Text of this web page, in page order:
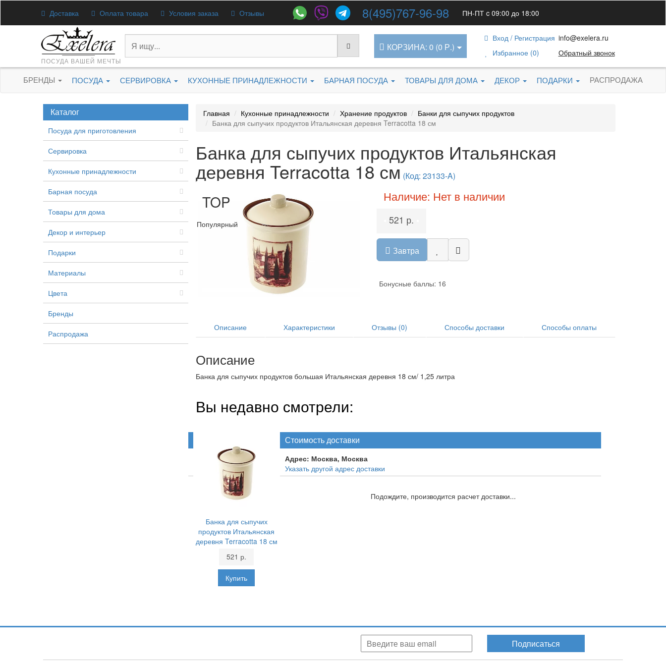
Доставка Оплата товара Условия заказа Отзывы 8(495)767-96-98 ПН-ПТ c 09:00 до 18:00
ПОСУДА ВАШЕЙ МЕЧТЫ
КОРЗИНА: 0 (0 Р.)
Вход / Регистрация
Избранное (0)
info@exelera.ru
Обратный звонок
БРЕНДЫ ПОСУДА СЕРВИРОВКА КУХОННЫЕ ПРИНАДЛЕЖНОСТИ БАРНАЯ ПОСУДА ТОВАРЫ ДЛЯ ДОМА ДЕКОР ПОДАРКИ РАСПРОДАЖА
Каталог
Посуда для приготовления
Сервировка
Кухонные принадлежности
Барная посуда
Товары для дома
Декор и интерьер
Подарки
Материалы
Цвета
Бренды
Распродажа
Главная Кухонные принадлежности Хранение продуктов
Банки для сыпучих продуктов
Банка для сыпучих продуктов Итальянская деревня Terracotta 18 см
Банка для сыпучих продуктов Итальянская
деревня Terracotta 18 см (Код: 23133-A)
TOP
Популярный
Наличие: Нет в наличии
521 р.
Завтра
Бонусные баллы: 16
Описание Характеристики Отзывы (0) Способы доставки Способы оплаты
Описание
Банка для сыпучих продуктов большая Итальянская деревня 18 см/ 1,25 литра
Вы недавно смотрели:
Банка для сыпучих
продуктов Итальянская
деревня Terracotta 18 см
521 р.
Стоимость доставки
Адрес: Москва, Москва
Указать другой адрес доставки
Подождите, производится расчет доставки...
Подписаться